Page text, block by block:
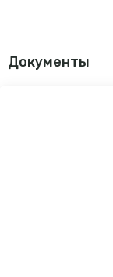
Документы